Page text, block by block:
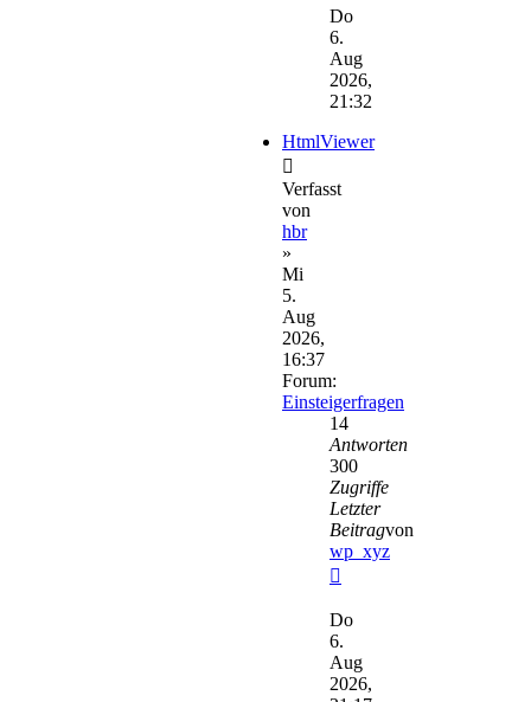
Beitrag
Do
6.
Aug
2026,
21:32
HtmlViewer
Verfasst
von
hbr
»
Mi
5.
Aug
2026,
16:37
Forum:
Einsteigerfragen
14
Antworten
300
Zugriffe
Letzter
Beitragvon
wp_xyz
Beitrag
Do
6.
Aug
2026,